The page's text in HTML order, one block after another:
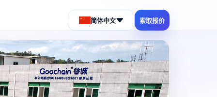
简体中文 索取报价